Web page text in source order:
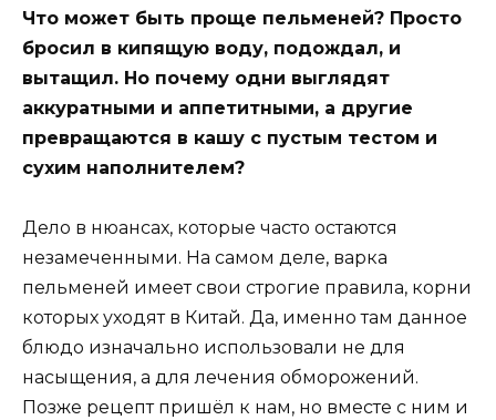
Что может быть проще пельменей? Просто
бросил в кипящую воду, подождал, и
вытащил. Но почему одни выглядят
аккуратными и аппетитными, а другие
превращаются в кашу с пустым тестом и
сухим наполнителем?
Дело в нюансах, которые часто остаются
незамеченными. На самом деле, варка
пельменей имеет свои строгие правила, корни
которых уходят в Китай. Да, именно там данное
блюдо изначально использовали не для
насыщения, а для лечения обморожений.
Позже рецепт пришёл к нам, но вместе с ним и